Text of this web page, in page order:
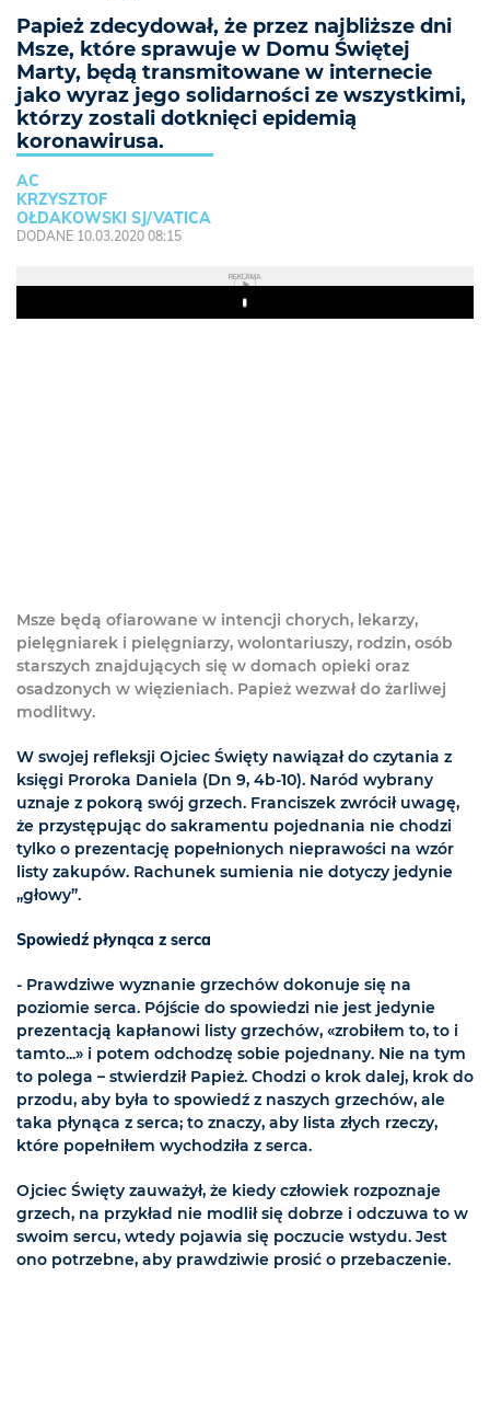
Papież zdecydował, że przez najbliższe dni
Msze, które sprawuje w Domu Świętej
Marty, będą transmitowane w internecie
jako wyraz jego solidarności ze wszystkimi,
którzy zostali dotknięci epidemią
koronawirusa.
AC
KRZYSZTOF
OŁDAKOWSKI SJ/VATICA
DODANE 10.03.2020 08:15
REKLAMA
Play
Msze będą ofiarowane w intencji chorych, lekarzy,
pielęgniarek i pielęgniarzy, wolontariuszy, rodzin, osób
starszych znajdujących się w domach opieki oraz
osadzonych w więzieniach. Papież wezwał do żarliwej
modlitwy.
W swojej refleksji Ojciec Święty nawiązał do czytania z
księgi Proroka Daniela (Dn 9, 4b-10). Naród wybrany
uznaje z pokorą swój grzech. Franciszek zwrócił uwagę,
że przystępując do sakramentu pojednania nie chodzi
tylko o prezentację popełnionych nieprawości na wzór
listy zakupów. Rachunek sumienia nie dotyczy jedynie
„głowy”.
Spowiedź płynąca z serca
- Prawdziwe wyznanie grzechów dokonuje się na
poziomie serca. Pójście do spowiedzi nie jest jedynie
prezentacją kapłanowi listy grzechów, «zrobiłem to, to i
tamto...» i potem odchodzę sobie pojednany. Nie na tym
to polega – stwierdził Papież. Chodzi o krok dalej, krok do
przodu, aby była to spowiedź z naszych grzechów, ale
taka płynąca z serca; to znaczy, aby lista złych rzeczy,
które popełniłem wychodziła z serca.
Ojciec Święty zauważył, że kiedy człowiek rozpoznaje
grzech, na przykład nie modlił się dobrze i odczuwa to w
swoim sercu, wtedy pojawia się poczucie wstydu. Jest
ono potrzebne, aby prawdziwie prosić o przebaczenie.